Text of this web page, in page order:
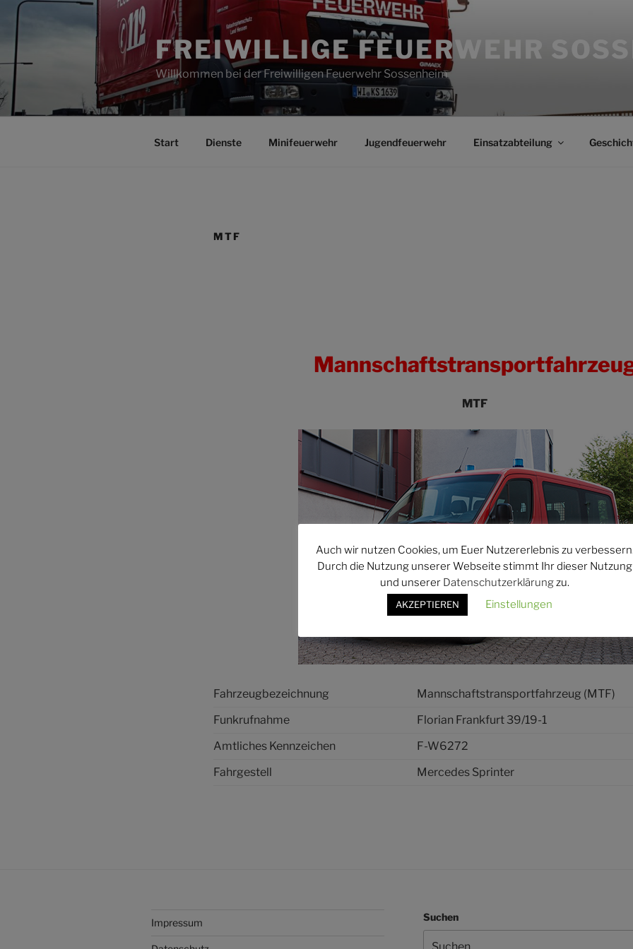
Zum
Inhalt
springen
FREIWILLIGE FEUERWEHR
Willkommen bei der Freiwilligen Feuerwehr Sossenheim
Start Dienste Minifeuerwehr Jugendfeuerwehr Einsatzabteilung
MTF
MTF
Fahrzeugbezeichnung
Mannschaftstransportfahrzeug (MTF)
Funkrufnahme
Florian Frankfurt 39/19-1
Amtliches Kennzeichen
F-W6272
Fahrgestell
Mercedes Sprinter
Impressum Suchen
Auch wir nutzen Cookies, um Euer Nutzererlebnis zu
Durch die Nutzung unserer Webseite stimmt Ihr dieser Nutzung
und unserer Datenschutzerklärungzu.
AKZEPTIEREN Einstellungen